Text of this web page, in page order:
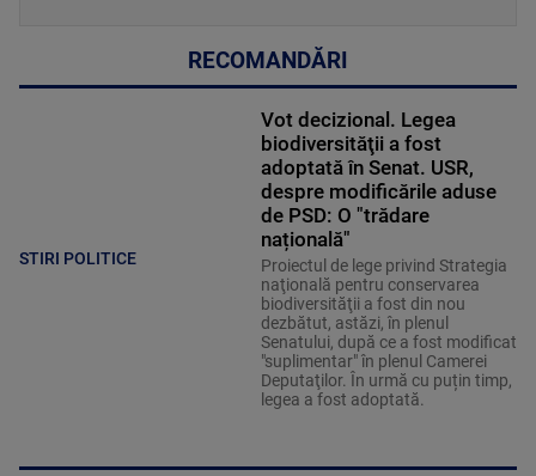
RECOMANDĂRI
STIRI POLITICE
Vot decizional. Legea
biodiversităţii a fost
adoptată în Senat. USR,
despre modificările aduse
de PSD: O "trădare
națională"
Proiectul de lege privind Strategia
naţională pentru conservarea
biodiversităţii a fost din nou
dezbătut, astăzi, în plenul
Senatului, după ce a fost modificat
"suplimentar" în plenul Camerei
Deputaţilor. În urmă cu puțin timp,
legea a fost adoptată.